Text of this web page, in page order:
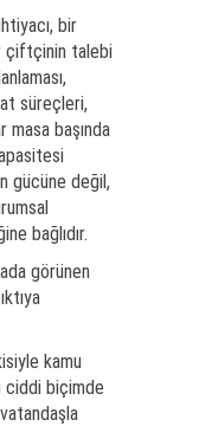
bir
çiftçinin talebi
süreçleri,
başında
gücüne değil,
bağlıdır.
görünen
kamu
ciddi biçimde